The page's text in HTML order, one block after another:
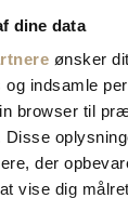
dine data
ønsker
indsamle
browser til
Disse
der
vise dig